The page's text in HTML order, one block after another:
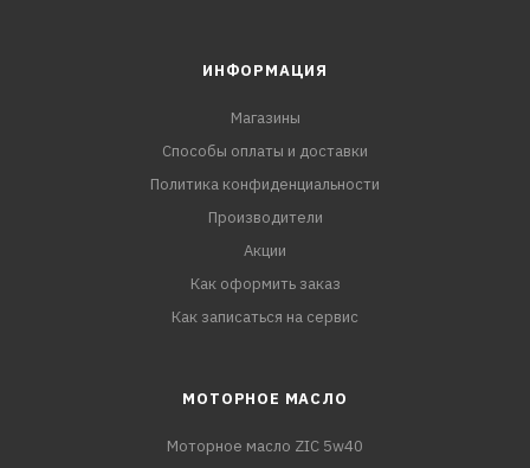
ИНФОРМАЦИЯ
Магазины
Способы оплаты и доставки
Политика конфиденциальности
Производители
Акции
Как оформить заказ
Как записаться на сервис
МОТОРНОЕ МАСЛО
Моторное масло ZIC 5w40